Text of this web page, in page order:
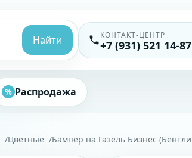
Найти КОНТАКТ-ЦЕНТР
+7 (931) 521 14-87
% Распродажа
Цветные Бампер на Газель Бизнес